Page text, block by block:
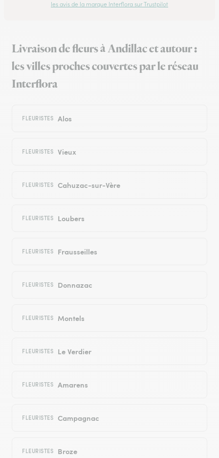
les avis de la marque Interflora sur Trustpilot
Livraison de fleurs à Andillac et autour :
les villes proches couvertes par le réseau
Interflora
FLEURISTES Alos
FLEURISTES Vieux
FLEURISTES Cahuzac-sur-Vère
FLEURISTES Loubers
FLEURISTES Frausseilles
FLEURISTES Donnazac
FLEURISTES Montels
FLEURISTES Le Verdier
FLEURISTES Amarens
FLEURISTES Campagnac
FLEURISTES Broze